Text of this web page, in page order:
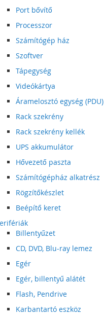
Port bővítő
Processzor
Számítógép ház
Szoftver
Tápegység
Videókártya
Áramelosztó egység (PDU)
Rack szekrény
Rack szekrény kellék
UPS akkumulátor
Hővezető paszta
Számítógépház alkatrész
Rögzítőkészlet
Beépítő keret
Billentyűzet
CD, DVD, Blu-ray lemez
Egér
Egér, billentyű alátét
Flash, Pendrive
Karbantartó eszköz